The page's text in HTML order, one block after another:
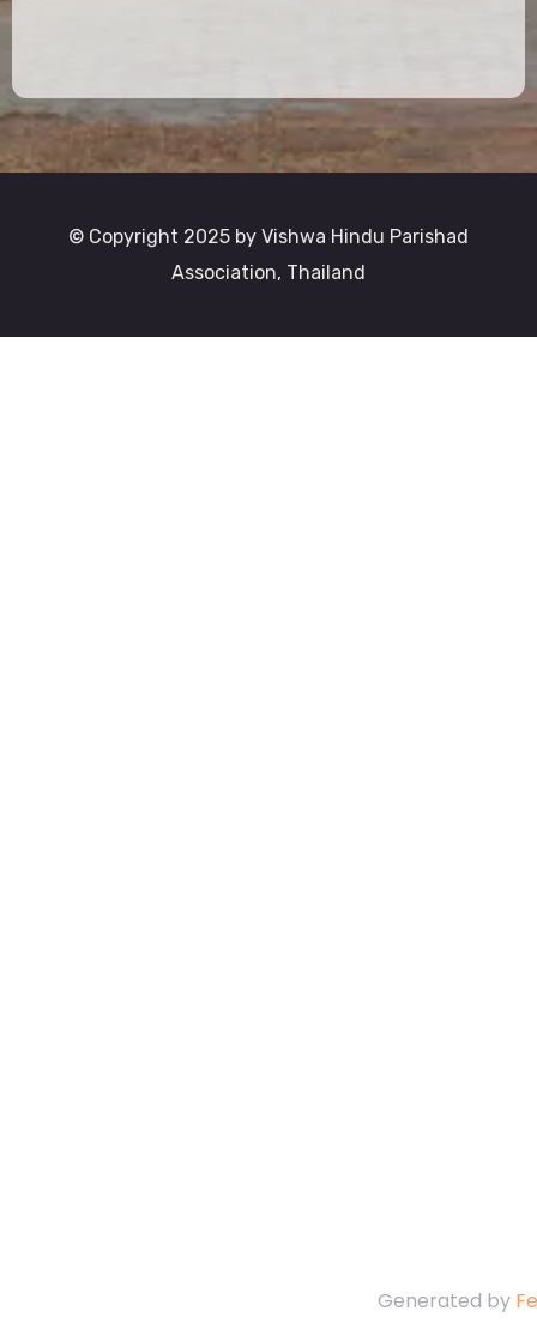
© Copyright 2025 by Vishwa Hindu Parishad
Association, Thailand
Generated by